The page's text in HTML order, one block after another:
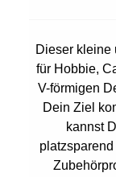
Dieser kleine
für Hobbie,
V-förmigen
Dein Ziel
kannst